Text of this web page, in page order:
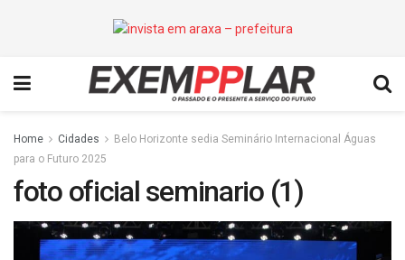
Home Cidades
Belo Horizonte sedia Seminário Internacional Águas
para o Futuro 2025
foto oficial seminario (1)